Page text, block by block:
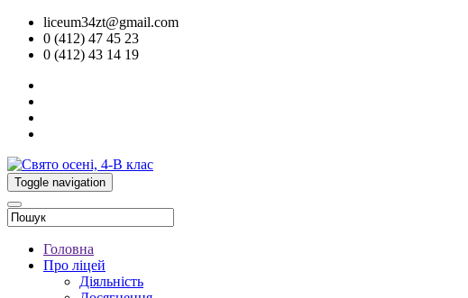
liceum34zt@gmail.com
0 (412) 47 45 23
0 (412) 43 14 19
Toggle navigation
Головна
Про ліцей
Діяльність